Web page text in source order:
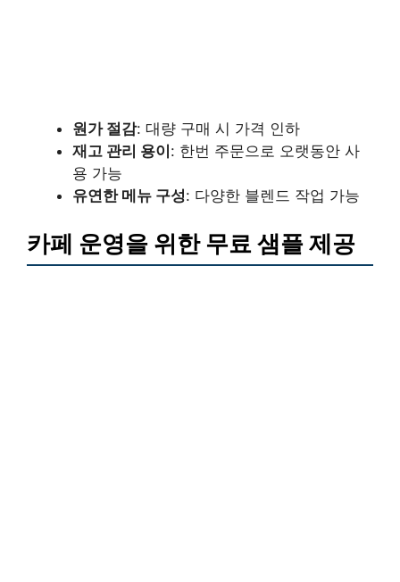
원가 절감: 대량 구매 시 가격 인하
재고 관리 용이 : 한번 주문으로 오랫동안 사
용 가능
유연한 메뉴 구성: 다양한 블렌드 작업 가능
카페 운영을 위한 무료 샘플 제공